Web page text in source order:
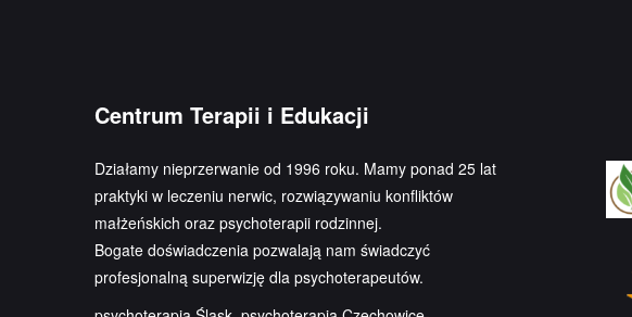
Centrum Terapii i Edukacji
Działamy nieprzerwanie od 1996 roku. Mamy ponad 25 lat
praktyki w leczeniu nerwic, rozwiązywaniu konfliktów
małżeńskich oraz psychoterapii rodzinnej.
Bogate doświadczenia pozwalają nam świadczyć
profesjonalną superwizję dla psychoterapeutów.